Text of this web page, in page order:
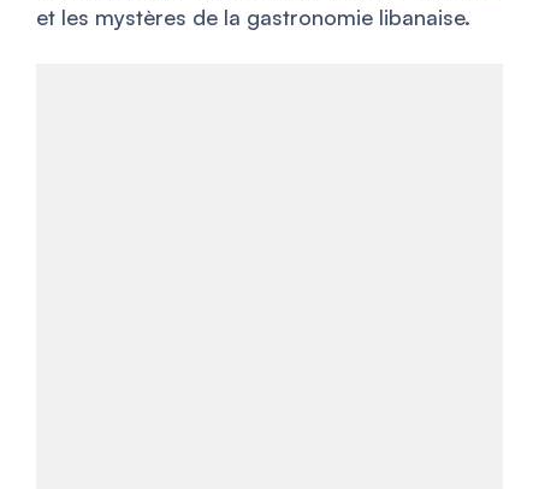
et les mystères de la gastronomie libanaise.